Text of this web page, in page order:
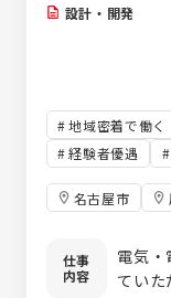
設計・開発
地域密着で働く
経験者優遇
名古屋市
仕事
内容
電気・
ていた